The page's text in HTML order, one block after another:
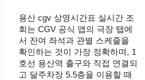
용산 cgv 상영시간표 실시간 조
회는 CGV 공식 앱의 극장 탭에
서 잔여 좌석과 관별 스케줄을
확인하는 것이 가장 정확하며, 1
호선 용산역 출구와 직접 연결되
고 달주차장 5.5층을 이용할 때